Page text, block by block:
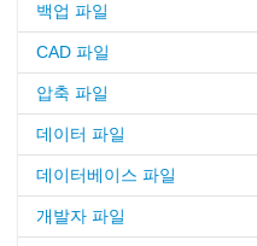
백업 파일
CAD 파일
압축 파일
데이터 파일
데이터베이스 파일
개발자 파일